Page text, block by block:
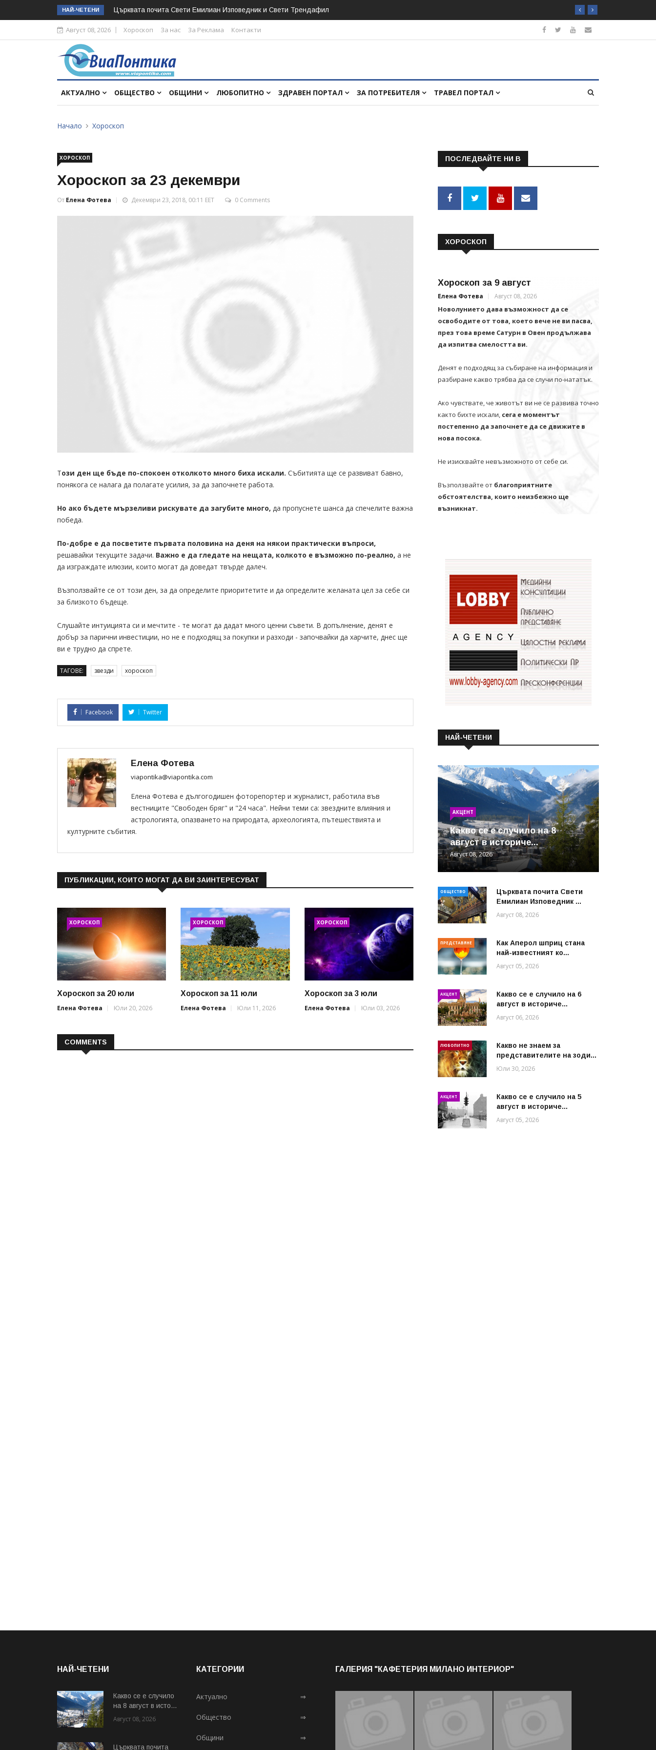
НАЙ-ЧЕТЕНИ Църквата почита Свeти Емилиан Изповедник и Свети Трендафил
Август 08, 2026 Хороскоп За нас За Реклама Контакти
АКТУАЛНО ОБЩЕСТВО ОБЩИНИ ЛЮБОПИТНО ЗДРАВЕН ПОРТАЛ ЗА ПОТРЕБИТЕЛЯ ТРАВЕЛ ПОРТАЛ
Начало Хороскоп
ХОРОСКОП
Хороскоп за 23 декември
От Елена Фотева Декември 23, 2018, 00:11 EET 0 Comments
Този ден ще бъде по-спокоен отколкото много биха искали. Събитията ще се развиват бавно,
понякога се налага да полагате усилия, за да започнете работа.
Но ако бъдете мързеливи рискувате да загубите много, да пропуснете шанса да спечелите важна
победа.
По-добре е да посветите първата половина на деня на някои практически въпроси,
решавайки текущите задачи. Важно е да гледате на нещата, колкото е възможно по-реално, а не
да изграждате илюзии, които могат да доведат твърде далеч.
Възползвайте се от този ден, за да определите приоритетите и да определите желаната цел за себе си
за близкото бъдеще.
Слушайте интуицията си и мечтите - те могат да дадат много ценни съвети. В допълнение, денят е
добър за парични инвестиции, но не е подходящ за покупки и разходи - започвайки да харчите, днес ще
ви е трудно да спрете.
ТАГОВЕ: звезди хороскоп
Facebook Twitter
Елена Фотева
viapontika@viapontika.com
Елена Фотева е дългогодишен фоторепортер и журналист, работила във
вестниците "Свободен бряг" и "24 часа". Нейни теми са: звездните влияния и
астрологията, опазването на природата, археологията, пътешествията и
културните събития.
ПУБЛИКАЦИИ, КОИТО МОГАТ ДА ВИ ЗАИНТЕРЕСУВАТ
ХОРОСКОП
Хороскоп за 20 юли
Елена Фотева
Юли 20, 2026
ХОРОСКОП
Хороскоп за 11 юли
Елена Фотева
Юли 11, 2026
ХОРОСКОП
Хороскоп за 3 юли
Елена Фотева
Юли 03, 2026
COMMENTS
ПОСЛЕДВАЙТЕ НИ В
ХОРОСКОП
Хороскоп за 9 август
Елена Фотева Август 08, 2026
Новолунието дава възможност да се
освободите от това, което вече не ви пасва,
през това време Сатурн в Овен продължава
да изпитва смелостта ви.
Денят е подходящ за събиране на информация и
разбиране какво трябва да се случи по-нататък.
Ако чувствате, че животът ви не се развива точно
както бихте искали, сега е моментът
постепенно да започнете да се движите в
нова посока.
Не изисквайте невъзможното от себе си.
Възползвайте от благоприятните
обстоятелства, които неизбежно ще
възникнат.
НАЙ-ЧЕТЕНИ
АКЦЕНТ
Какво се е случило на 8
август в историче...
Август 08, 2026
ОБЩЕСТВО
Църквата почита Свeти
Емилиан Изповедник ...
Август 08, 2026
ПРЕДСТАВЯНЕ
Как Аперол шприц стана
най-известният ко...
Август 05, 2026
АКЦЕНТ
Какво се е случило на 6
август в историче...
Август 06, 2026
ЛЮБОПИТНО
Какво не знаем за
представителите на зоди...
Юли 30, 2026
АКЦЕНТ
Какво се е случило на 5
август в историче...
Август 05, 2026
НАЙ-ЧЕТЕНИ
Какво се е случило
на 8 август в исто...
Август 08, 2026
Църквата почита
КАТЕГОРИИ
Актуално ⇒
Общество ⇒
Общини ⇒
ГАЛЕРИЯ "КАФЕТЕРИЯ МИЛАНО ИНТЕРИОР"